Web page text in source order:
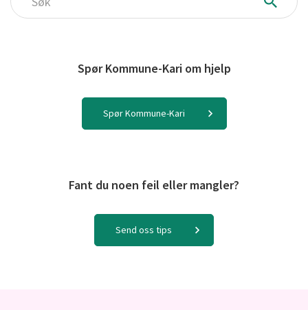
Søk
Spør Kommune-Kari om hjelp
Spør Kommune-Kari
Fant du noen feil eller mangler?
Send oss tips